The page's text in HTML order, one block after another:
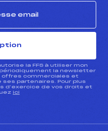
la FFS à utiliser mon
la newsletter
offres commerciales et
ses partenaires. Pour plus
d’exercice de vos droits et
ici